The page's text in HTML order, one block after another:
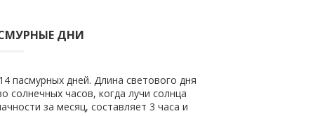
ДНИ
пасмурных дней. Длина светового дня
солнечных часов, когда лучи солнца
за месяц, составляет 3 часа и